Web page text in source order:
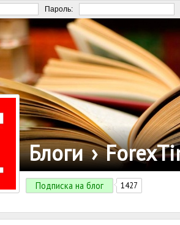
Пароль:
Блоги ›
Подписка на блог 1427